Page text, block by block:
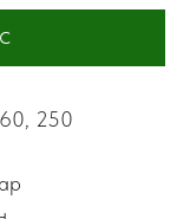
250